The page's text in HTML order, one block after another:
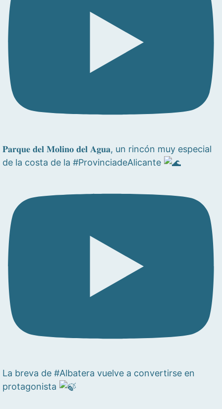
𝐏𝐚𝐫𝐪𝐮𝐞 𝐝𝐞𝐥 𝐌𝐨𝐥𝐢𝐧𝐨 𝐝𝐞𝐥 𝐀𝐠𝐮𝐚, un rincón muy especial
de la costa de la #ProvinciadeAlicante
La breva de #Albatera vuelve a convertirse en
protagonista